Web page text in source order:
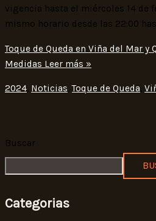
vigencia hasta el miércoles 14 de
mismo horario desde las 22:00
Toque de Queda en Viña del Mar y
Medidas Leer más »
2024, Noticias,Toque de Queda,
Buscar
Categorias